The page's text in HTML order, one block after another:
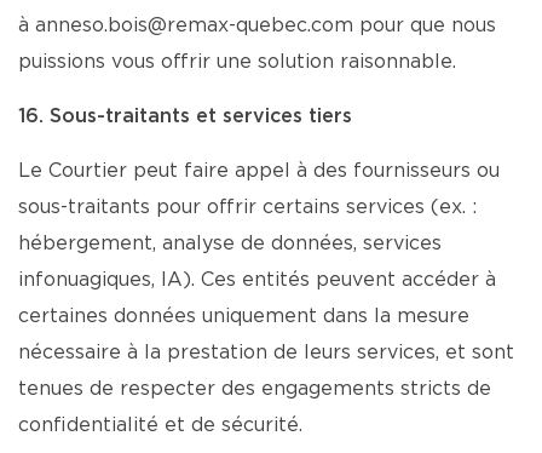
à anneso.bois@remax-quebec.com pour que nous
puissions vous offrir une solution raisonnable.
16. Sous-traitants et services tiers
Le Courtier peut faire appel à des fournisseurs ou
sous-traitants pour offrir certains services (ex. :
hébergement, analyse de données, services
infonuagiques, IA). Ces entités peuvent accéder à
certaines données uniquement dans la mesure
nécessaire à la prestation de leurs services, et sont
tenues de respecter des engagements stricts de
confidentialité et de sécurité.